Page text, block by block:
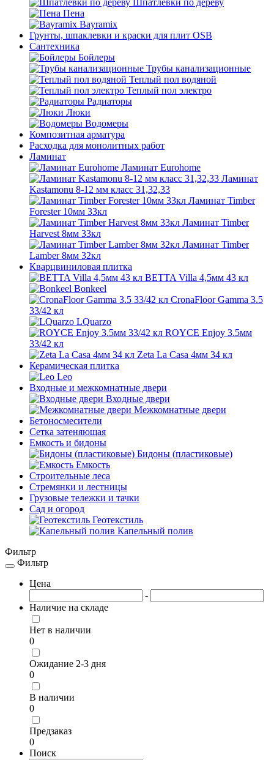
Шпатлевки по дереву
Пена
Bayramix
Грунты, шпаклевки и краски для плит OSB
Сантехника
Бойлеры
Трубы канализационные
Теплый пол водяной
Теплый пол электро
Радиаторы
Люки
Водомеры
Композитная арматура
Расходка для монолитных работ
Ламинат
Ламинат Eurohome
Ламинат
Kastamonu 8-12 мм класс 31,32,33
Ламинат Timber
Forester 10мм 33кл
Ламинат Timber
Harvest 8мм 33кл
Ламинат Timber
Lamber 8мм 32кл
Кварцвиниловая плитка
BETTA Villa 4,5мм 43 кл
Bonkeel
CronaFloor Gamma 3.5
33/42 кл
LQuarzo
ROYCE Еnjoy 3.5мм
33/42 кл
Zeta La Casa 4мм 34 кл
Керамическая плитка
Leo
Входные и межкомнатные двери
Входные двери
Межкомнатные двери
Бетоносмесители
Сетка затеняющая
Емкость и бидоны
Бидоны (пластиковые)
Емкость
Строительные леса
Стремянки и лестницы
Грузовые тележки и тачки
Сад и огород
Геотекстиль
Капельный полив
Фильтр
Toggle
navigation
Фильтр
Цена
-
Наличие на складе
Нет в наличии
0
Ожидание 2-3 дня
0
В наличии
0
Предзаказ
0
Поиск